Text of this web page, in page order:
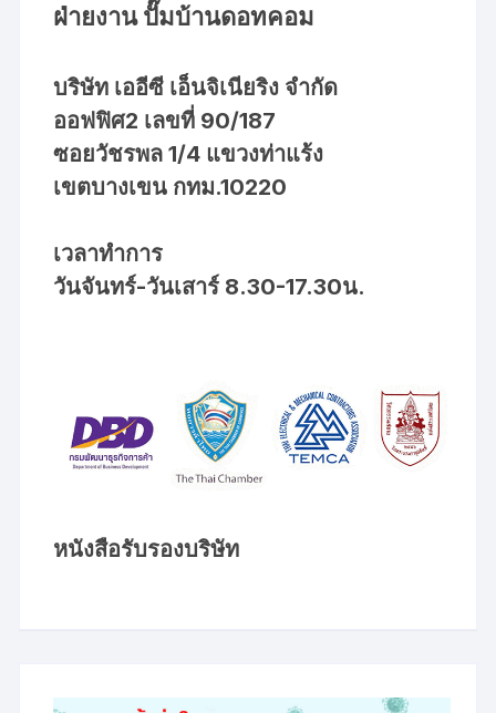
ฝ่ายงาน ปั๊มบ้านดอทคอม
บริษัท เออีซี เอ็นจิเนียริง จำกัด
ออฟฟิศ2 เลขที่ 90/187
ซอยวัชรพล 1/4 แขวงท่าแร้ง
เขตบางเขน กทม.10220
เวลาทำการ
วันจันทร์-วันเสาร์ 8.30-17.30น.
หนังสือรับรองบริษัท